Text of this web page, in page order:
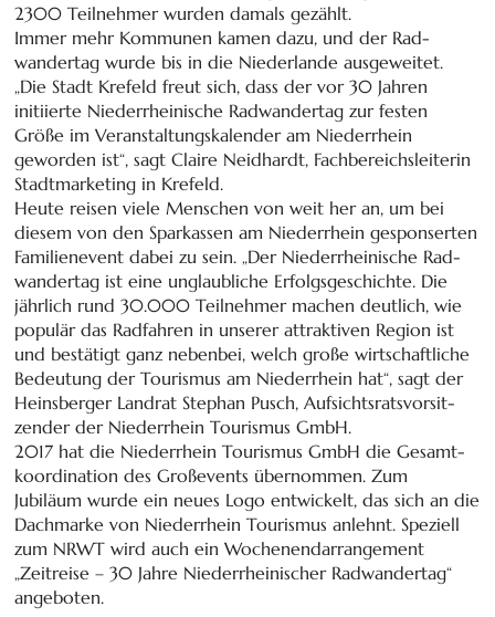
2300 Teilnehmer wurden damals gezählt.
Immer mehr Kommunen kamen dazu, und der Rad­
wander­tag wurde bis in die Nieder­lande ausgeweitet.
„Die Stadt Krefeld freut sich, dass der vor 30 Jahren
initiierte Nieder­rhei­nische Rad­wander­tag zur festen
Größe im Ver­an­stal­tungs­kalender am Nieder­rhein
geworden ist“, sagt Claire Neidhardt, Fach­bereichs­lei­terin
Stadt­marketing in Krefeld.
Heute reisen viele Menschen von weit her an, um bei
diesem von den Spar­kassen am Nieder­rhein gespon­ser­ten
Familien­event dabei zu sein. „Der Nieder­rhei­nische Rad­
wander­tag ist eine unglaub­liche Erfolgs­geschichte. Die
jährlich rund 30.000 Teil­nehmer machen deutlich, wie
populär das Rad­fahren in unserer attraktiven Region ist
und bestätigt ganz neben­bei, welch große wirt­schaft­liche
Bedeu­tung der Tou­rismus am Nieder­rhein hat“, sagt der
Heins­berger Landrat Stephan Pusch, Aufsichts­rats­vor­sit­
zender der Niederrhein Tourismus GmbH.
2017 hat die Nieder­rhein Tourismus GmbH die Gesamt­
koor­di­na­tion des Groß­events über­nommen. Zum
Jubiläum wurde ein neues Logo entwickelt, das sich an die
Dach­marke von Nieder­rhein Tou­ris­mus anlehnt. Speziell
zum NRWT wird auch ein Wochen­end­arran­ge­ment
„Zeitreise – 30 Jahre Nie­der­rhei­ni­scher Rad­wan­der­tag“
angeboten.